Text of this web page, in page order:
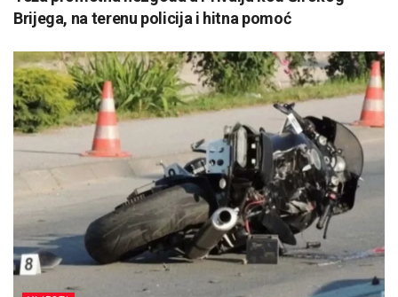
Brijega, na terenu policija i hitna pomoć